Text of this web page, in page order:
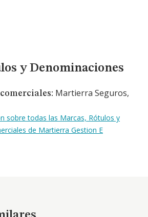
Comerciales
y Denominaciones
Martierra Seguros,
sobre todas las Marcas, Rótulos y
de Martierra Gestion E